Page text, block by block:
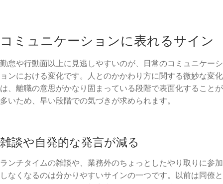
コミュニケーションに表れるサイン
勤怠や行動面以上に見逃しやすいのが、日常のコミュニケーシ
ョンにおける変化です。人とのかかわり方に関する微妙な変化
は、離職の意思がかなり固まっている段階で表面化することが
多いため、早い段階での気づきが求められます。
雑談や自発的な発言が減る
ランチタイムの雑談や、業務外のちょっとしたやり取りに参加
しなくなるのは分かりやすいサインの一つです。以前は同僚と